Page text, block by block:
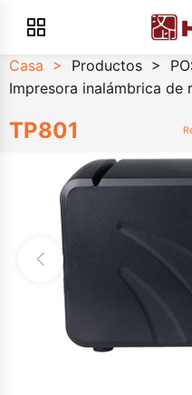
Casa > Productos >
Impresora inalámbrica
TP801